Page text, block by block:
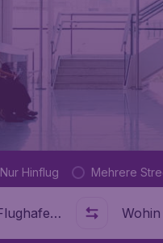
Nur Hinflug Mehrere
Wohin